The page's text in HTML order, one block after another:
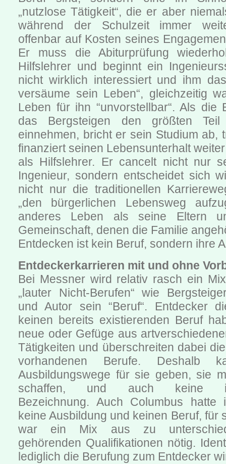
„nutzlose Tätigkeit“, die er aber
während der Schulzeit immer
offenbar auf Kosten seines
Er muss die Abiturprüfung
Hilfslehrer und beginnt ein
nicht wirklich interessiert und ihm
versäume sein Leben“, gleichzeitig
Leben für ihn “unvorstellbar“. Als die
das Bergsteigen den größten
einnehmen, bricht er sein Studium ab,
finanziert seinen Lebensunterhalt weiter
als Hilfslehrer. Er cancelt nicht nur
Ingenieur, sondern entscheidet sich
nicht nur die traditionellen
„den bürgerlichen Lebensweg
anderes Leben als seine Eltern
Gemeinschaft, denen die Familie
Entdecken ist kein Beruf, sondern ihre
Entdeckerkarrieren mit und ohne
Bei Messner wird relativ rasch ein
„lauter Nicht-Berufen“ wie
und Autor sein “Beruf“. Entdecker
keinen bereits existierenden Beruf
neue oder Gefüge aus
Tätigkeiten und überschreiten dabei
vorhandenen Berufe. Deshalb
Ausbildungswege für sie geben, sie
schaffen, und auch keine
Bezeichnung. Auch Columbus hatte
keine Ausbildung und keinen Beruf, für
war ein Mix aus zu
gehörenden Qualifikationen nötig.
lediglich die Berufung zum Entdecker